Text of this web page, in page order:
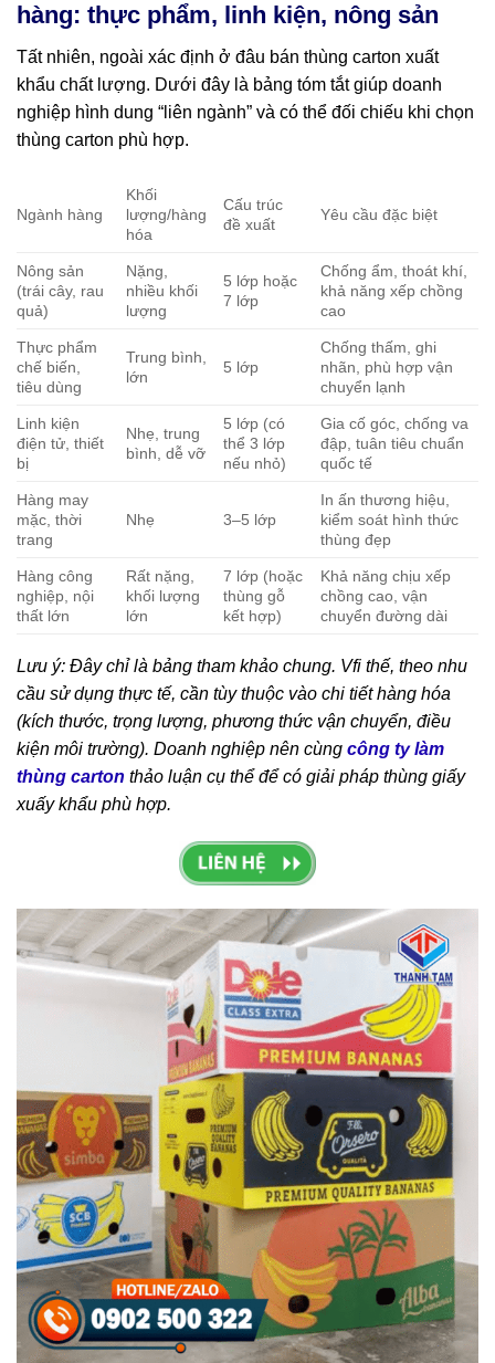
hàng: thực phẩm, linh kiện, nông sản
Tất nhiên, ngoài xác định ở đâu bán thùng carton xuất
khẩu chất lượng. Dưới đây là bảng tóm tắt giúp doanh
nghiệp hình dung “liên ngành” và có thể đối chiếu khi chọn
thùng carton phù hợp.
Ngành hàng
Khối
lượng/hàng
hóa
Cấu trúc
đề xuất
Yêu cầu đặc biệt
Nông sản
(trái cây, rau
quả)
Nặng,
nhiều khối
lượng
5 lớp hoặc
7 lớp
Chống ẩm, thoát khí,
khả năng xếp chồng
cao
Thực phẩm
chế biến,
tiêu dùng
Trung bình,
lớn
5 lớp
Chống thấm, ghi
nhãn, phù hợp vận
chuyển lạnh
Linh kiện
điện tử, thiết
bị
Nhẹ, trung
bình, dễ vỡ
5 lớp (có
thể 3 lớp
nếu nhỏ)
Gia cố góc, chống va
đập, tuân tiêu chuẩn
quốc tế
Hàng may
mặc, thời
trang
Nhẹ 3–5 lớp
In ấn thương hiệu,
kiểm soát hình thức
thùng đẹp
Hàng công
nghiệp, nội
thất lớn
Rất nặng,
khối lượng
lớn
7 lớp (hoặc
thùng gỗ
kết hợp)
Khả năng chịu xếp
chồng cao, vận
chuyển đường dài
Lưu ý: Đây chỉ là bảng tham khảo chung. Vfi thế, theo nhu
cầu sử dụng thực tế, cần tùy thuộc vào chi tiết hàng hóa
(kích thước, trọng lượng, phương thức vận chuyển, điều
kiện môi trường). Doanh nghiệp nên cùng công ty làm
thùng carton thảo luận cụ thể để có giải pháp thùng giấy
xuấy khẩu phù hợp.